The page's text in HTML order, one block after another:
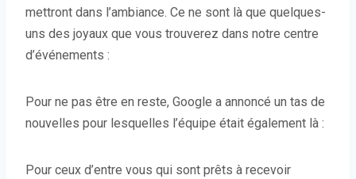
mettront dans l’ambiance. Ce ne sont là que quelques-
uns des joyaux que vous trouverez dans notre centre
d’événements :
Pour ne pas être en reste, Google a annoncé un tas de
nouvelles pour lesquelles l’équipe était également là :
Pour ceux d’entre vous qui sont prêts à recevoir